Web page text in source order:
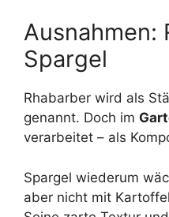
Ausnahmen:
Spargel
Rhabarber wird als
genannt. Doch im
verarbeitet – als
Spargel wiederum
aber nicht mit